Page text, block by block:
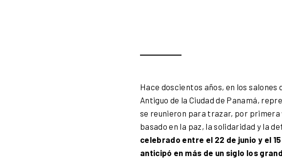
Hace doscientos años, en los
Antiguo de la Ciudad de Panamá,
se reunieron para trazar, por primera
basado en la paz, la solidaridad y la
celebrado entre el 22 de junio y el
anticipó en más de un siglo los